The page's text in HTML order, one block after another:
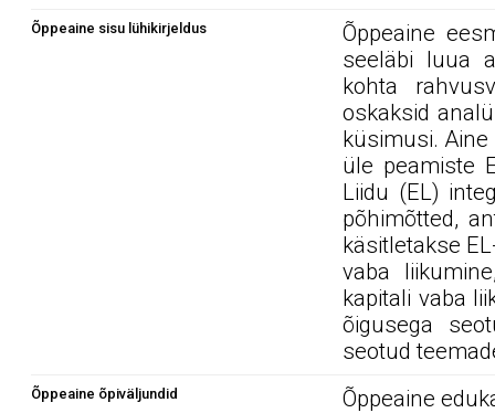
Õppeaine sisu lühikirjeldus
Õppeaine
seeläbi luua
kohta
oskaksid
küsimusi.
üle peamiste
Liidu (EL)
põhimõtted,
käsitletakse
vaba
kapitali vaba
õigusega
seotud
Õppeaine õpiväljundid
Õppeaine